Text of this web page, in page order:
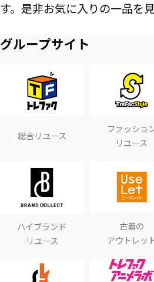
す。是非お気に入りの一品を
グループサイト
総合リユース
ファッショ
リユース
ハイブランド
リユース
古着の
アウトレッ